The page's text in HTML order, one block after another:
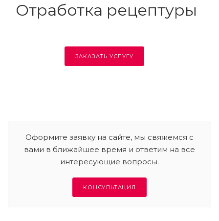
Отработка рецептуры
ЗАКАЗАТЬ УСЛУГУ
Оформите заявку на сайте, мы свяжемся с
вами в ближайшее время и ответим на все
интересующие вопросы.
КОНСУЛЬТАЦИЯ